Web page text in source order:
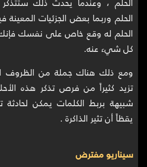
الحلم وربما بعض الجزئيات المعينة
الحلم له وقع خاص على نفسك
كل شيء عنه.
ومع ذلك هناك جملة من الظروف
تزيد كثيراً من فرص تذكر هذه
شبيهة بربط الكلمات يمكن
يقظاً أن تثير الذاكرة .
سيناريو مفترض